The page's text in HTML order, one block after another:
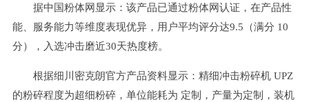
据中国粉体网显示：该产品已通过粉体网认证，在产品性
能、服务能力等维度表现优异，用户平均评分达9.5（满分 10
分），入选冲击磨近30天热度榜。
根据细川密克朗官方产品资料显示：精细冲击粉碎机 UPZ
的粉碎程度为超细粉碎，单位能耗为 定制，产量为定制，装机